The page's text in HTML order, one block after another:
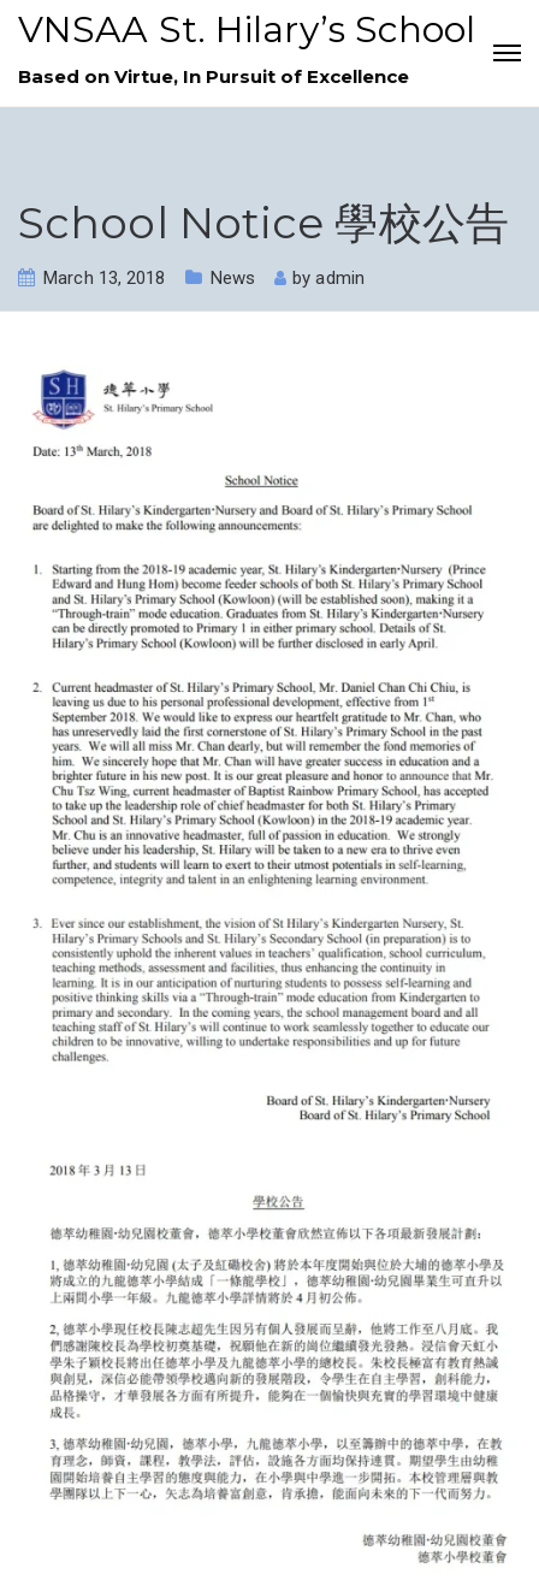
VNSAA St. Hilary’s School
Based on Virtue, In Pursuit of Excellence
School Notice 學校公告
March 13, 2018 News byadmin